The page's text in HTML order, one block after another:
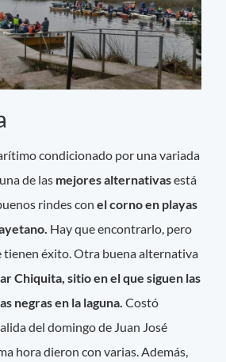
condicionado por una variada
de las mejores alternativasestá
rindes conel corno en playas
Hay que encontrarlo, pero
tienen éxito. Otra buena alternativa
Chiquita, sitio en el que siguen las
negras en la laguna.Costó
del domingo de Juan José
hora dieron con varias. Además,